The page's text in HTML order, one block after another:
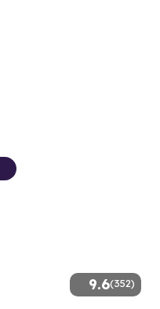
9.6(352)